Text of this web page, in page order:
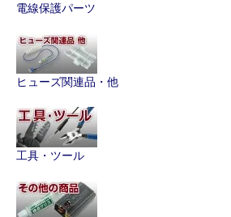
電線保護パーツ
ヒューズ関連品・他
工具・ツール